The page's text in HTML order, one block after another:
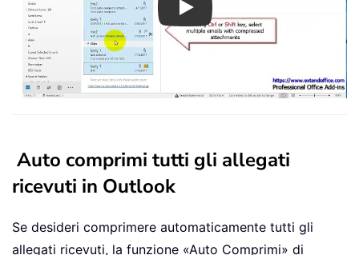
Play
Auto comprimi tutti gli allegati
ricevuti in Outlook
Se desideri comprimere automaticamente tutti gli
allegati ricevuti, la funzione «Auto Comprimi» di